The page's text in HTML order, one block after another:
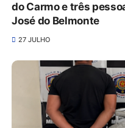
do Carmo e três
José do Belmonte
27 JULHO